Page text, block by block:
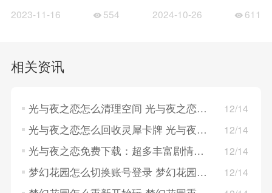
2023-11-16 554 2024-10-26 611
相关资讯
光与夜之恋怎么清理空间 光与夜之恋清理空间的方法 12/14
光与夜之恋怎么回收灵犀卡牌 光与夜之恋回收灵犀卡牌的方法 12/14
光与夜之恋免费下载：超多丰富剧情演绎，卡片精致！ 12/14
梦幻花园怎么切换账号登录 梦幻花园切换账号登录的方法 12/14